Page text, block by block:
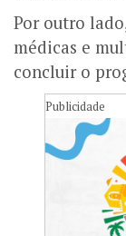
Por outro
médicas e
concluir o
Publicidade